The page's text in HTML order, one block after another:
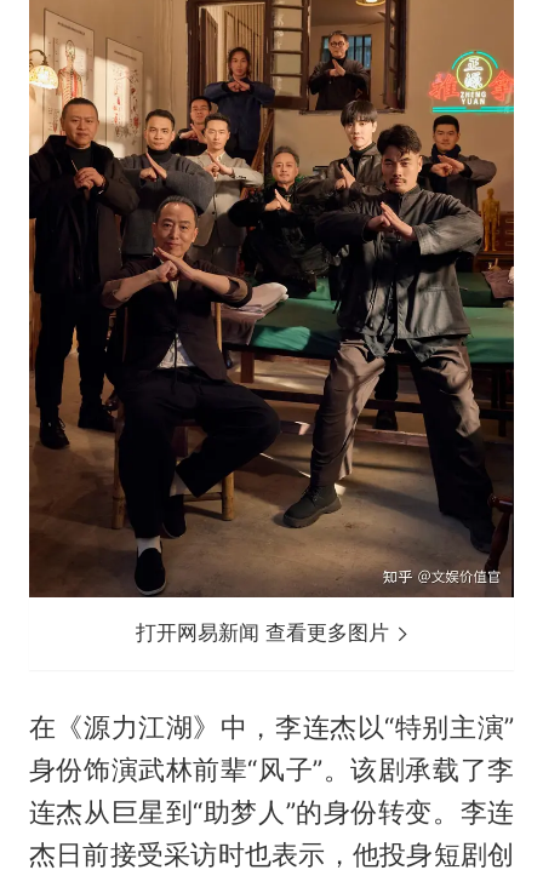
打开网易新闻 查看更多图片
在《源力江湖》中，李连杰以“特别主演”
身份饰演武林前辈“风子”。该剧承载了李
连杰从巨星到“助梦人”的身份转变。李连
杰日前接受采访时也表示，他投身短剧创